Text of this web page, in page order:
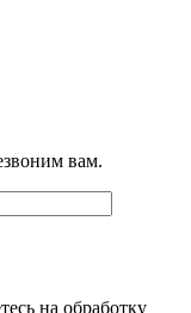
вам.
на обработку